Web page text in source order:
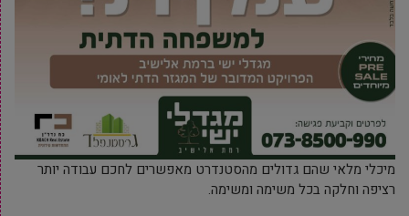
מיכלי מלאי שהם גדולים מהסטנדרט מאפשרים לחכם עבודה יותר
רציפה וחלקה בכל משימה ומשימה.